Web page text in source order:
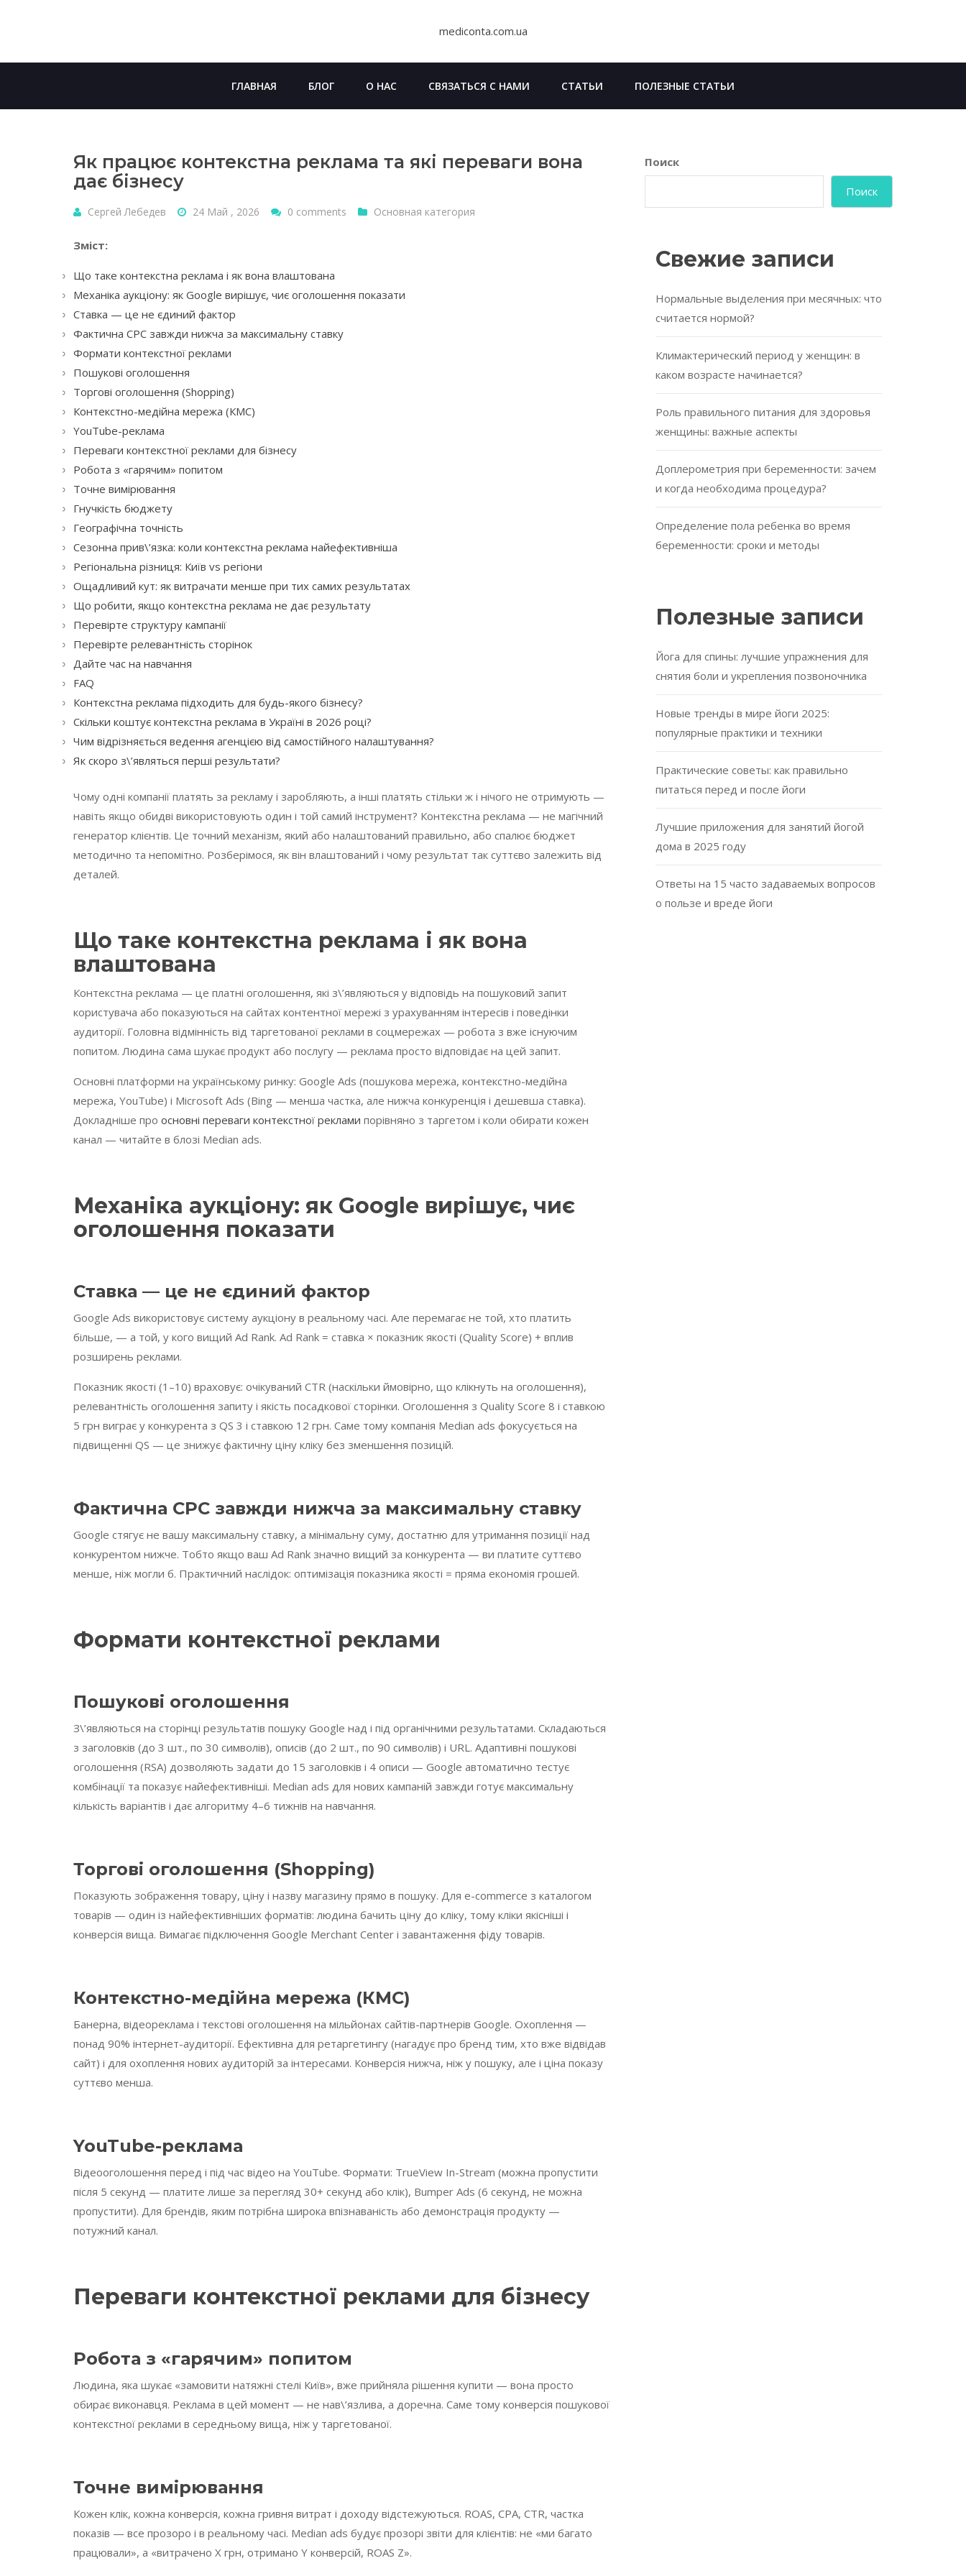
mediconta.com.ua
ГЛАВНАЯ БЛОГ О НАС СВЯЗАТЬСЯ С НАМИ СТАТЬИ ПОЛЕЗНЫЕ СТАТЬИ
Як працює контекстна реклама та які переваги вона
дає бізнесу
Сергей Лебедев 24 Май , 2026 0 comments Основная категория
Зміст:
Що таке контекстна реклама і як вона влаштована
Механіка аукціону: як Google вирішує, чиє оголошення показати
Ставка — це не єдиний фактор
Фактична CPC завжди нижча за максимальну ставку
Формати контекстної реклами
Пошукові оголошення
Торгові оголошення (Shopping)
Контекстно-медійна мережа (КМС)
YouTube-реклама
Переваги контекстної реклами для бізнесу
Робота з «гарячим» попитом
Точне вимірювання
Гнучкість бюджету
Географічна точність
Сезонна прив\’язка: коли контекстна реклама найефективніша
Регіональна різниця: Київ vs регіони
Ощадливий кут: як витрачати менше при тих самих результатах
Що робити, якщо контекстна реклама не дає результату
Перевірте структуру кампанії
Перевірте релевантність сторінок
Дайте час на навчання
FAQ
Контекстна реклама підходить для будь-якого бізнесу?
Скільки коштує контекстна реклама в Україні в 2026 році?
Чим відрізняється ведення агенцією від самостійного налаштування?
Як скоро з\’являться перші результати?
Чому одні компанії платять за рекламу і заробляють, а інші платять стільки ж і нічого не отримують —
навіть якщо обидві використовують один і той самий інструмент? Контекстна реклама — не магічний
генератор клієнтів. Це точний механізм, який або налаштований правильно, або спалює бюджет
методично та непомітно. Розберімося, як він влаштований і чому результат так суттєво залежить від
деталей.
Що таке контекстна реклама і як вона
влаштована
Контекстна реклама — це платні оголошення, які з\’являються у відповідь на пошуковий запит
користувача або показуються на сайтах контентної мережі з урахуванням інтересів і поведінки
аудиторії. Головна відмінність від таргетованої реклами в соцмережах — робота з вже існуючим
попитом. Людина сама шукає продукт або послугу — реклама просто відповідає на цей запит.
Основні платформи на українському ринку: Google Ads (пошукова мережа, контекстно-медійна
мережа, YouTube) і Microsoft Ads (Bing — менша частка, але нижча конкуренція і дешевша ставка).
Докладніше про основні переваги контекстної реклами порівняно з таргетом і коли обирати кожен
канал — читайте в блозі Median ads.
Механіка аукціону: як Google вирішує, чиє
оголошення показати
Ставка — це не єдиний фактор
Google Ads використовує систему аукціону в реальному часі. Але перемагає не той, хто платить
більше, — а той, у кого вищий Ad Rank. Ad Rank = ставка × показник якості (Quality Score) + вплив
розширень реклами.
Показник якості (1–10) враховує: очікуваний CTR (наскільки ймовірно, що клікнуть на оголошення),
релевантність оголошення запиту і якість посадкової сторінки. Оголошення з Quality Score 8 і ставкою
5 грн виграє у конкурента з QS 3 і ставкою 12 грн. Саме тому компанія Median ads фокусується на
підвищенні QS — це знижує фактичну ціну кліку без зменшення позицій.
Фактична CPC завжди нижча за максимальну ставку
Google стягує не вашу максимальну ставку, а мінімальну суму, достатню для утримання позиції над
конкурентом нижче. Тобто якщо ваш Ad Rank значно вищий за конкурента — ви платите суттєво
менше, ніж могли б. Практичний наслідок: оптимізація показника якості = пряма економія грошей.
Формати контекстної реклами
Пошукові оголошення
З\’являються на сторінці результатів пошуку Google над і під органічними результатами. Складаються
з заголовків (до 3 шт., по 30 символів), описів (до 2 шт., по 90 символів) і URL. Адаптивні пошукові
оголошення (RSA) дозволяють задати до 15 заголовків і 4 описи — Google автоматично тестує
комбінації та показує найефективніші. Median ads для нових кампаній завжди готує максимальну
кількість варіантів і дає алгоритму 4–6 тижнів на навчання.
Торгові оголошення (Shopping)
Показують зображення товару, ціну і назву магазину прямо в пошуку. Для e-commerce з каталогом
товарів — один із найефективніших форматів: людина бачить ціну до кліку, тому кліки якісніші і
конверсія вища. Вимагає підключення Google Merchant Center і завантаження фіду товарів.
Контекстно-медійна мережа (КМС)
Банерна, відеореклама і текстові оголошення на мільйонах сайтів-партнерів Google. Охоплення —
понад 90% інтернет-аудиторії. Ефективна для ретаргетингу (нагадує про бренд тим, хто вже відвідав
сайт) і для охоплення нових аудиторій за інтересами. Конверсія нижча, ніж у пошуку, але і ціна показу
суттєво менша.
YouTube-реклама
Відеооголошення перед і під час відео на YouTube. Формати: TrueView In-Stream (можна пропустити
після 5 секунд — платите лише за перегляд 30+ секунд або клік), Bumper Ads (6 секунд, не можна
пропустити). Для брендів, яким потрібна широка впізнаваність або демонстрація продукту —
потужний канал.
Переваги контекстної реклами для бізнесу
Робота з «гарячим» попитом
Людина, яка шукає «замовити натяжні стелі Київ», вже прийняла рішення купити — вона просто
обирає виконавця. Реклама в цей момент — не нав\’язлива, а доречна. Саме тому конверсія пошукової
контекстної реклами в середньому вища, ніж у таргетованої.
Точне вимірювання
Кожен клік, кожна конверсія, кожна гривня витрат і доходу відстежуються. ROAS, CPA, CTR, частка
показів — все прозоро і в реальному часі. Median ads будує прозорі звіти для клієнтів: не «ми багато
працювали», а «витрачено X грн, отримано Y конверсій, ROAS Z».
Поиск
Поиск
Свежие записи
Нормальные выделения при месячных: что
считается нормой?
Климактерический период у женщин: в
каком возрасте начинается?
Роль правильного питания для здоровья
женщины: важные аспекты
Доплерометрия при беременности: зачем
и когда необходима процедура?
Определение пола ребенка во время
беременности: сроки и методы
Полезные записи
Йога для спины: лучшие упражнения для
снятия боли и укрепления позвоночника
Новые тренды в мире йоги 2025:
популярные практики и техники
Практические советы: как правильно
питаться перед и после йоги
Лучшие приложения для занятий йогой
дома в 2025 году
Ответы на 15 часто задаваемых вопросов
о пользе и вреде йоги